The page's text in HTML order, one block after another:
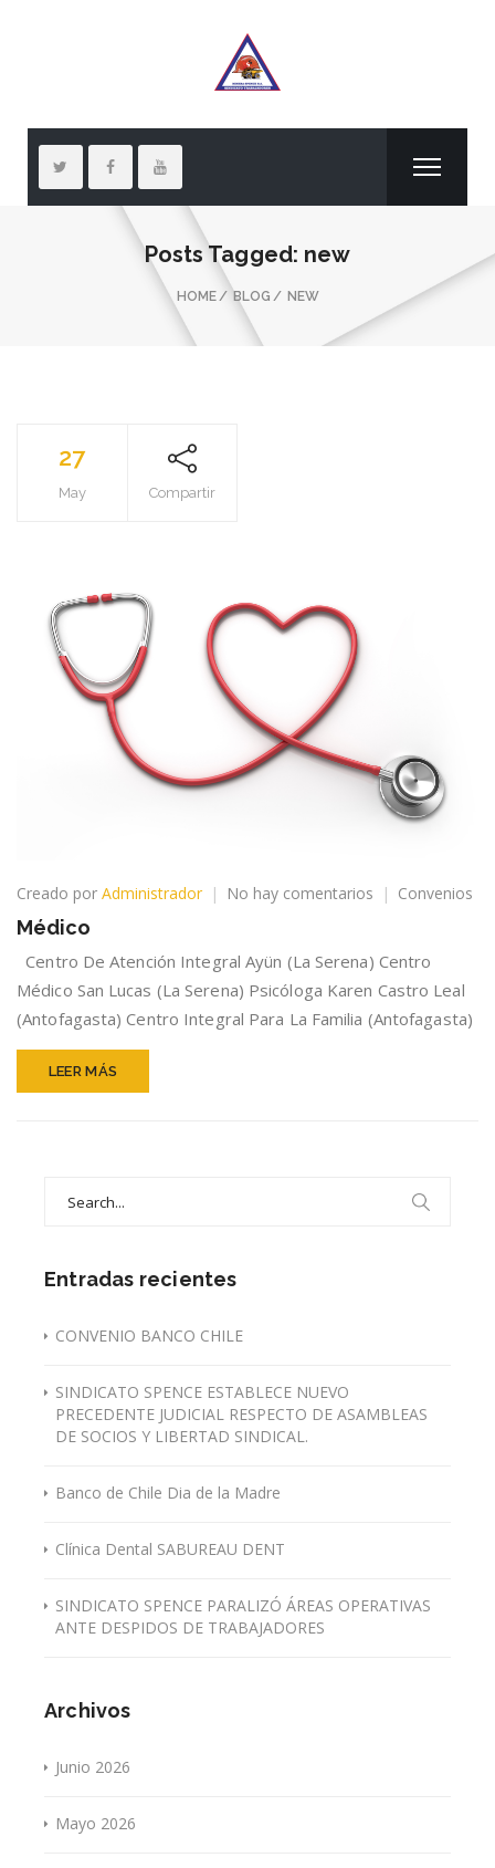
Posts Tagged: new
HOME BLOG NEW
27
May Compartir
Creado por Administrador No hay comentarios
en Convenios
Médico
Centro De Atención Integral Ayün (La Serena) Centro
Médico San Lucas (La Serena) Psicóloga Karen Castro Leal
(Antofagasta) Centro Integral Para La Familia (Antofagasta)
LEER MÁS
Entradas recientes
CONVENIO BANCO CHILE
SINDICATO SPENCE ESTABLECE NUEVO
PRECEDENTE JUDICIAL RESPECTO DE ASAMBLEAS
DE SOCIOS Y LIBERTAD SINDICAL.
Banco de Chile Dia de la Madre
Clínica Dental SABUREAU DENT
SINDICATO SPENCE PARALIZÓ ÁREAS OPERATIVAS
ANTE DESPIDOS DE TRABAJADORES
Archivos
Junio 2026
Mayo 2026